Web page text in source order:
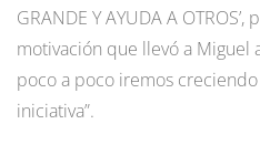
GRANDE Y AYUDA A
motivación que llevó a Miguel
poco a poco iremos
iniciativa”.